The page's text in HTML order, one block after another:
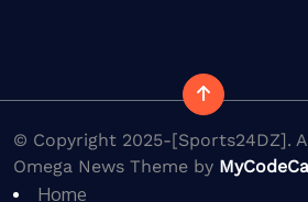
© Copyright 2025-[Sports24DZ].
Omega News Theme by
Home